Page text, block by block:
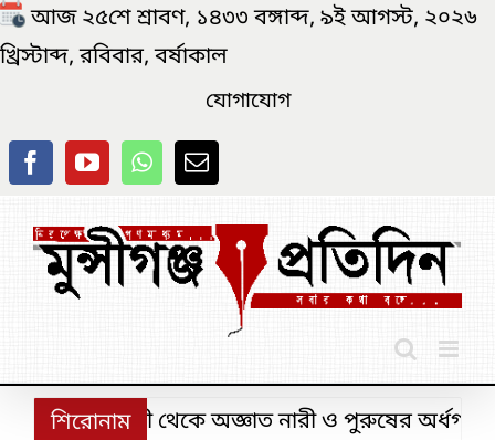
Skip
to
আজ ২৫শে শ্রাবণ, ১৪৩৩ বঙ্গাব্দ, ৯ই আগস্ট, ২০২৬
খ্রিস্টাব্দ, রবিবার, বর্ষাকাল
যোগাযোগ
শিরোনাম
মেঘনা নদী থেকে অজ্ঞাত নারী ও পুরুষের অর্ধগলিত